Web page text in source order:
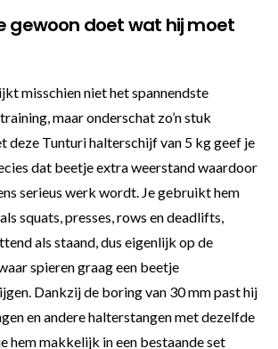
gewoon doet wat hij moet
misschien niet het spannendste
maar onderschat zo’n stuk
deze Tunturi halterschijf van 5 kg geef je
dat beetje extra weerstand waardoor
serieus werk wordt. Je gebruikt hem
squats, presses, rows en deadlifts,
als staand, dus eigenlijk op de
spieren graag een beetje
Dankzij de boring van 30 mm past hij
en andere halterstangen met dezelfde
hem makkelijk in een bestaande set